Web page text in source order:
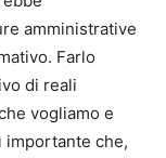
amministrative
Farlo
di reali
vogliamo e
importante che,